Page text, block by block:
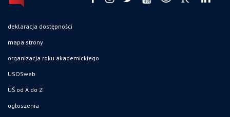
deklaracja dostępności
mapa strony
organizacja roku akademickiego
USOSweb
UŚ od A do Z
ogłoszenia